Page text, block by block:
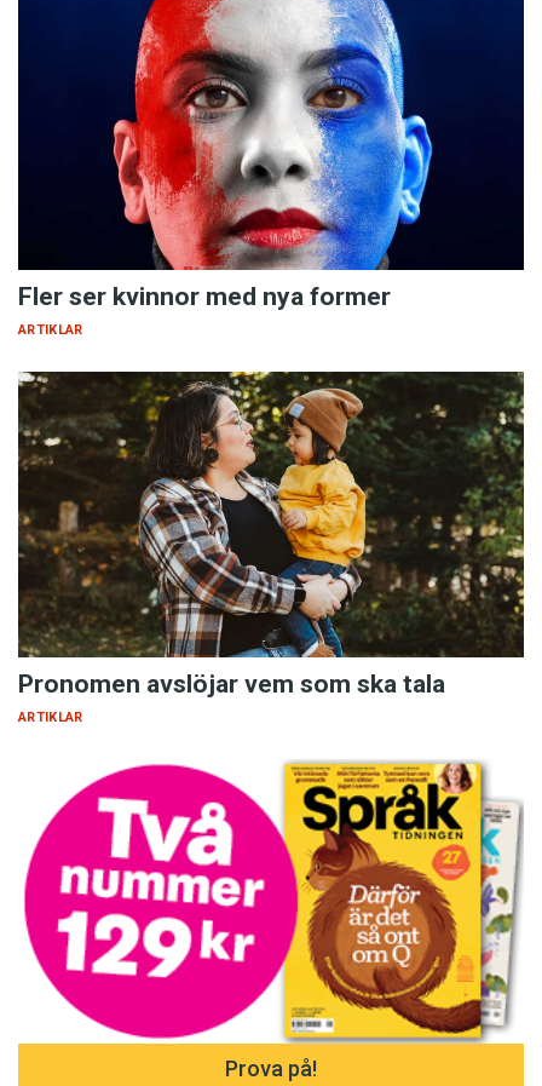
Fler ser kvinnor med nya former
ARTIKLAR
Pronomen avslöjar vem som ska tala
ARTIKLAR
Prova på!